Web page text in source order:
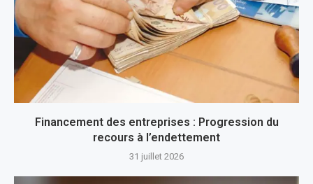
Financement des entreprises : Progression du
recours à l’endettement
31 juillet 2026